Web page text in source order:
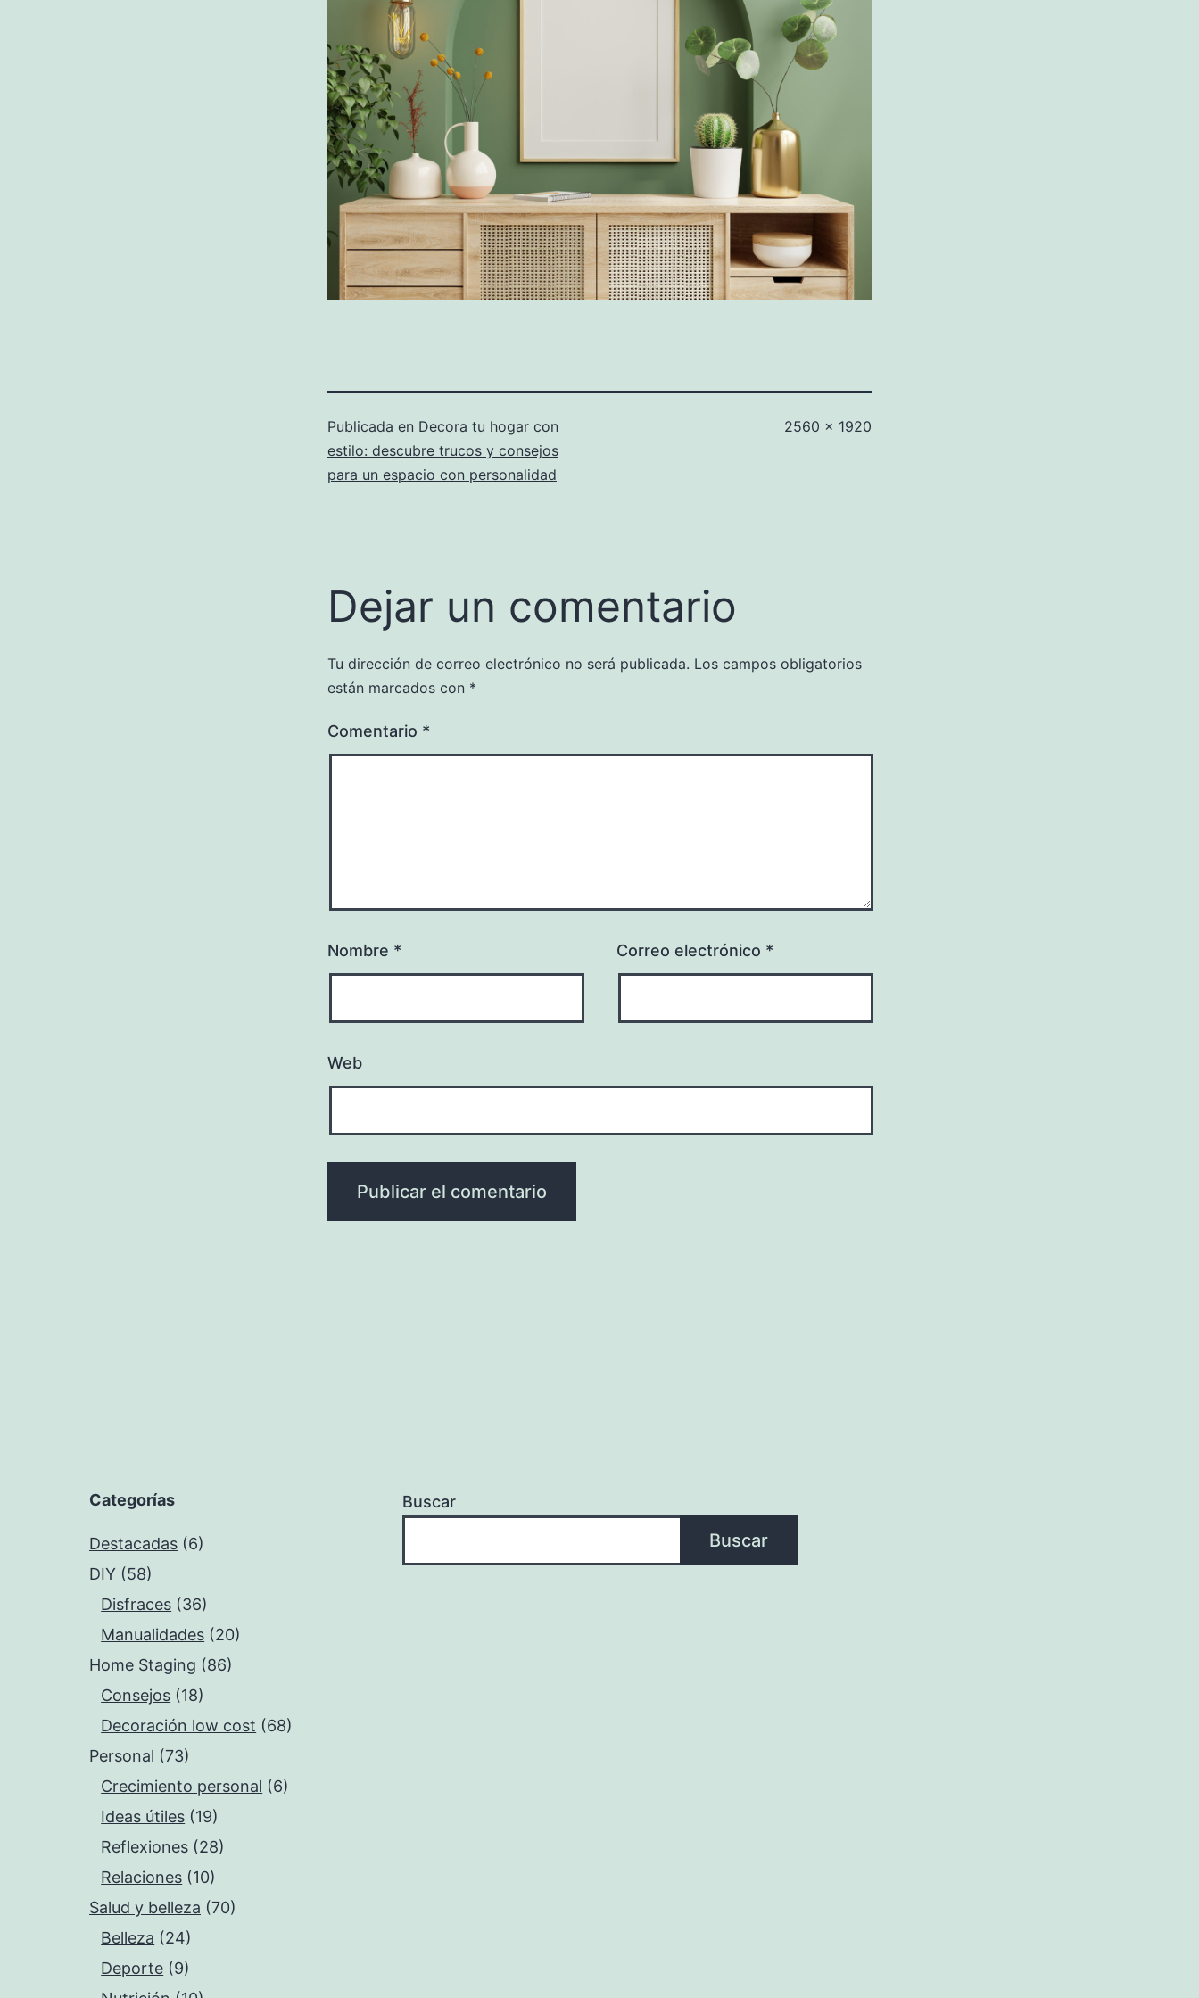
Publicada en Decora tu hogar con
estilo: descubre trucos y consejos
para un espacio con personalidad
Tamaño
2560 × 1920
Dejar un comentario
Tu dirección de correo electrónico no será publicada. Los campos obligatorios
están marcados con *
Comentario *
Nombre * Correo electrónico *
Web
Categorías
Destacadas (6)
DIY (58)
Disfraces (36)
Manualidades (20)
Home Staging (86)
Consejos (18)
Decoración low cost (68)
Personal (73)
Crecimiento personal (6)
Ideas útiles (19)
Reflexiones (28)
Relaciones (10)
Salud y belleza (70)
Belleza (24)
Deporte (9)
Buscar
Buscar